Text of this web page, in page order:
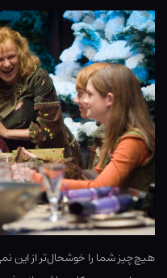
هیچ‌چیز شما را خوشحال‌تر از